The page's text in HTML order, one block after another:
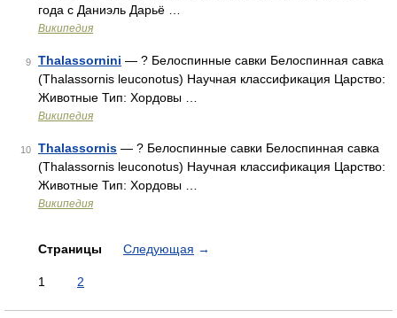
года с Даниэль Дарьё …
Википедия
9 Thalassornini — ? Белоспинные савки Белоспинная савка
(Thalassornis leuconotus) Научная классификация Царство:
Животные Тип: Хордовы …
Википедия
10 Thalassornis — ? Белоспинные савки Белоспинная савка
(Thalassornis leuconotus) Научная классификация Царство:
Животные Тип: Хордовы …
Википедия
Страницы Следующая →
1 2